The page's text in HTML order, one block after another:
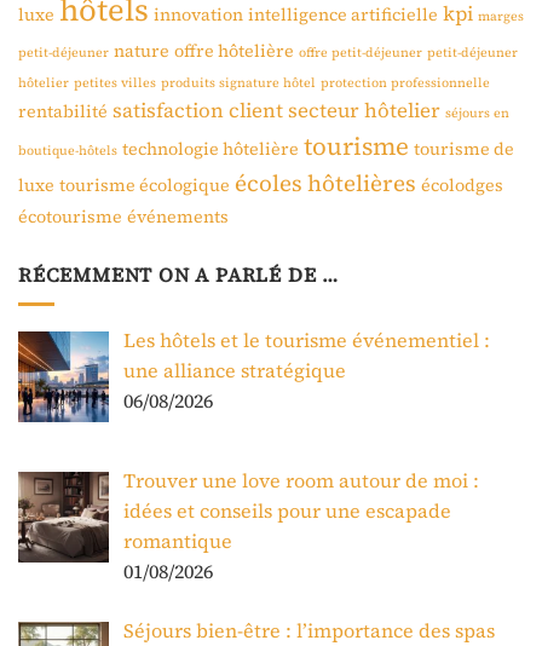
luxe hôtels innovation intelligence artificielle kpi marges
petit-déjeuner nature offre hôtelière offre petit-déjeuner petit-déjeuner
hôtelier petites villes produits signature hôtel protection professionnelle
rentabilité satisfaction clientsecteur hôtelier séjours en
boutique-hôtels technologie hôtelière tourisme tourisme de
luxe tourisme écologique écoles hôtelières écolodges
écotourisme événements
RÉCEMMENT ON A PARLÉ DE …
Les hôtels et le tourisme événementiel :
une alliance stratégique
06/08/2026
Trouver une love room autour de moi :
idées et conseils pour une escapade
romantique
01/08/2026
Séjours bien-être : l’importance des spas